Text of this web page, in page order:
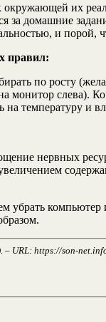
их
за домашние
и порой,
правил:
по росту
монитор слева).
температуру и
нервных
компьютер
URL: https://son-